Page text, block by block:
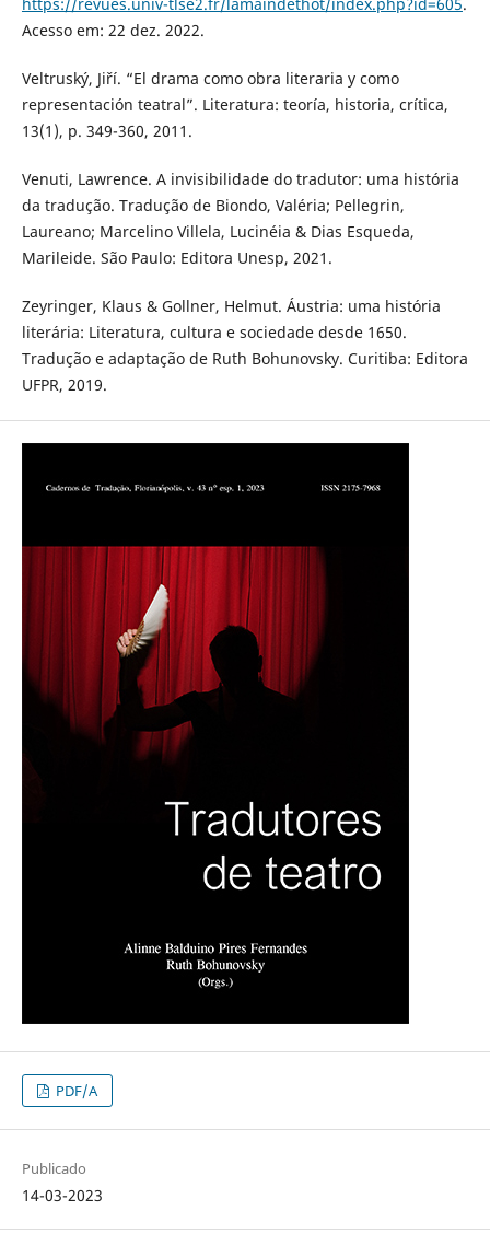
Acesso em: 22 dez. 2022.
Veltruský, Jiří. “El drama como obra literaria y como
representación teatral”. Literatura: teoría, historia, crítica,
13(1), p. 349-360, 2011.
Venuti, Lawrence. A invisibilidade do tradutor: uma história
da tradução. Tradução de Biondo, Valéria; Pellegrin,
Laureano; Marcelino Villela, Lucinéia & Dias Esqueda,
Marileide. São Paulo: Editora Unesp, 2021.
Zeyringer, Klaus & Gollner, Helmut. Áustria: uma história
literária: Literatura, cultura e sociedade desde 1650.
Tradução e adaptação de Ruth Bohunovsky. Curitiba: Editora
UFPR, 2019.
PDF/A
Publicado
14-03-2023